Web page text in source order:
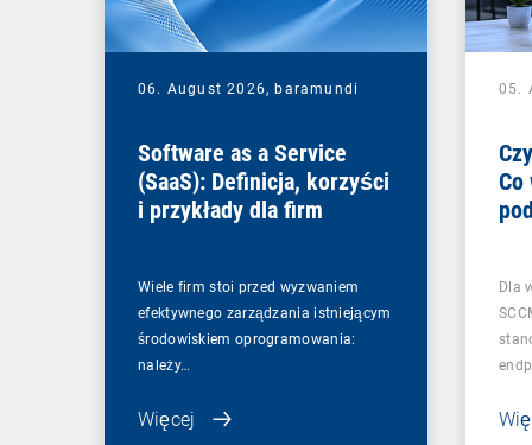
06. August 2026,baramundi
Software as a Service
(SaaS): Definicja, korzyści
i przykłady dla firm
Wiele firm stoi przed wyzwaniem
efektywnego zarządzania istniejącym
środowiskiem oprogramowania:
należy…
Więcej
05.
Co
Dla